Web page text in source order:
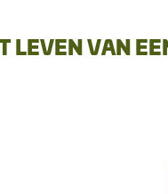
LEVEN VAN